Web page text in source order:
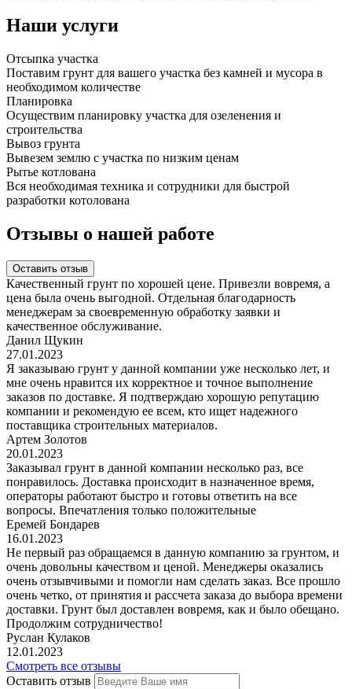
Наши услуги
Отсыпка участка
Поставим грунт для вашего участка без камней и мусора в
необходимом количестве
Планировка
Осуществим планировку участка для озеленения и
строительства
Вывоз грунта
Вывезем землю с участка по низким ценам
Рытье котлована
Вся необходимая техника и сотрудники для быстрой
разработки котолована
Отзывы о нашей работе
Оставить отзыв
Качественный грунт по хорошей цене. Привезли вовремя, а
цена была очень выгодной. Отдельная благодарность
менеджерам за своевременную обработку заявки и
качественное обслуживание.
Данил Щукин
27.01.2023
Я заказываю грунт у данной компании уже несколько лет, и
мне очень нравится их корректное и точное выполнение
заказов по доставке. Я подтверждаю хорошую репутацию
компании и рекомендую ее всем, кто ищет надежного
поставщика строительных материалов.
Артем Золотов
20.01.2023
Заказывал грунт в данной компании несколько раз, все
понравилось. Доставка происходит в назначенное время,
операторы работают быстро и готовы ответить на все
вопросы. Впечатления только положительные
Еремей Бондарев
16.01.2023
Не первый раз обращаемся в данную компанию за грунтом, и
очень довольны качеством и ценой. Менеджеры оказались
очень отзывчивыми и помогли нам сделать заказ. Все прошло
очень четко, от принятия и рассчета заказа до выбора времени
доставки. Грунт был доставлен вовремя, как и было обещано.
Продолжим сотрудничество!
Руслан Кулаков
12.01.2023
Смотреть все отзывы
Оставить отзыв